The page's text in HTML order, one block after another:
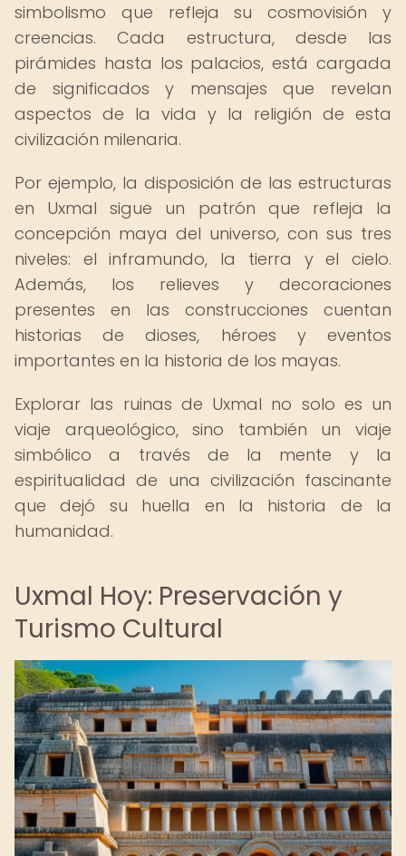
simbolismo que refleja su cosmovisión y
creencias. Cada estructura, desde las
pirámides hasta los palacios, está cargada
de significados y mensajes que revelan
aspectos de la vida y la religión de esta
civilización milenaria.
Por ejemplo, la disposición de las estructuras
en Uxmal sigue un patrón que refleja la
concepción maya del universo, con sus tres
niveles: el inframundo, la tierra y el cielo.
Además, los relieves y decoraciones
presentes en las construcciones cuentan
historias de dioses, héroes y eventos
importantes en la historia de los mayas.
Explorar las ruinas de Uxmal no solo es un
viaje arqueológico, sino también un viaje
simbólico a través de la mente y la
espiritualidad de una civilización fascinante
que dejó su huella en la historia de la
humanidad.
Uxmal Hoy: Preservación y
Turismo Cultural